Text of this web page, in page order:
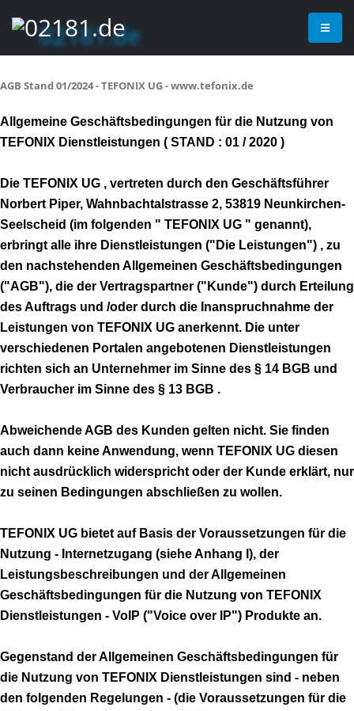
AGB Stand 01/2024 - TEFONIX UG - www.tefonix.de
Allgemeine Geschäftsbedingungen für die Nutzung von
TEFONIX Dienstleistungen ( STAND : 01 / 2020 )
Die TEFONIX UG , vertreten durch den Geschäftsführer
Norbert Piper, Wahnbachtalstrasse 2, 53819 Neunkirchen-
Seelscheid (im folgenden " TEFONIX UG " genannt),
erbringt alle ihre Dienstleistungen ("Die Leistungen") , zu
den nachstehenden Allgemeinen Geschäftsbedingungen
("AGB"), die der Vertragspartner ("Kunde") durch Erteilung
des Auftrags und /oder durch die Inanspruchnahme der
Leistungen von TEFONIX UG anerkennt. Die unter
verschiedenen Portalen angebotenen Dienstleistungen
richten sich an Unternehmer im Sinne des § 14 BGB und
Verbraucher im Sinne des § 13 BGB .
Abweichende AGB des Kunden gelten nicht. Sie finden
auch dann keine Anwendung, wenn TEFONIX UG diesen
nicht ausdrücklich widerspricht oder der Kunde erklärt, nur
zu seinen Bedingungen abschließen zu wollen.
TEFONIX UG bietet auf Basis der Voraussetzungen für die
Nutzung - Internetzugang (siehe Anhang I), der
Leistungsbeschreibungen und der Allgemeinen
Geschäftsbedingungen für die Nutzung von TEFONIX
Dienstleistungen - VoIP ("Voice over IP") Produkte an.
Gegenstand der Allgemeinen Geschäftsbedingungen für
die Nutzung von TEFONIX Dienstleistungen sind - neben
den folgenden Regelungen - (die Voraussetzungen für die